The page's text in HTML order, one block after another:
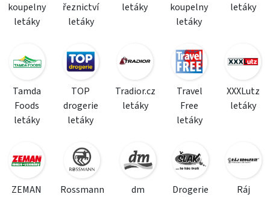
koupelny
letáky
řeznictví
letáky
letáky
koupelny
letáky
letáky
Tamda
Foods
letáky
TOP
drogerie
letáky
Tradior.cz
letáky
Travel
Free
letáky
XXXLutz
letáky
ZEMAN
Rossmann
dm
Drogerie
Ráj